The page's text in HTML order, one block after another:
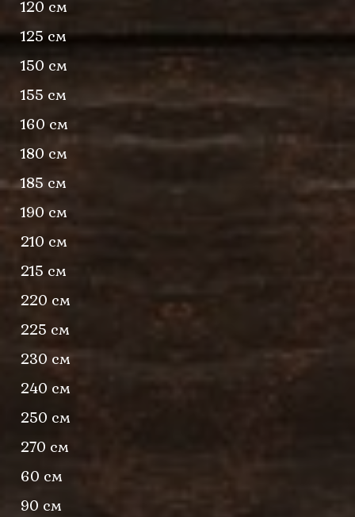
120 см
125 см
150 см
155 см
160 см
180 см
185 см
190 см
210 см
215 см
220 см
225 см
230 см
240 см
250 см
270 см
60 см
90 см